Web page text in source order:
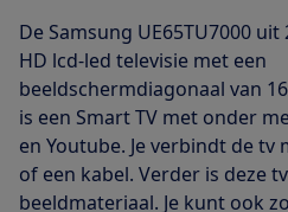
De Samsung UE65TU7000
HD lcd-led televisie met een
beeldschermdiagonaal van
is een Smart TV met onder
en Youtube. Je verbindt de
of een kabel. Verder is deze
beeldmateriaal. Je kunt ook